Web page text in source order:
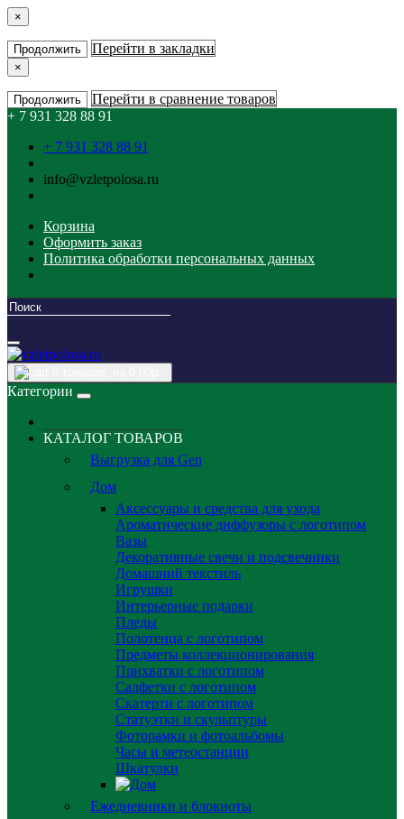
×
Продолжить Перейти в закладки
×
Продолжить
Перейти в сравнение товаров
+ 7 931 328 88 91
+ 7 931 328 88 91
info@vzletpolosa.ru
Корзина
Оформить заказ
Политика обработки персональных данных
Категории
КАТАЛОГ ТОВАРОВ
Выгрузка для Gen
Дом
Аксессуары и средства для ухода
Ароматические диффузоры с логотипом
Вазы
Декоративные свечи и подсвечники
Домашний текстиль
Игрушки
Интерьерные подарки
Пледы
Полотенца с логотипом
Предметы коллекционирования
Прихватки с логотипом
Салфетки с логотипом
Скатерти с логотипом
Статуэтки и скульптуры
Фоторамки и фотоальбомы
Часы и метеостанции
Шкатулки
Ежедневники и блокноты